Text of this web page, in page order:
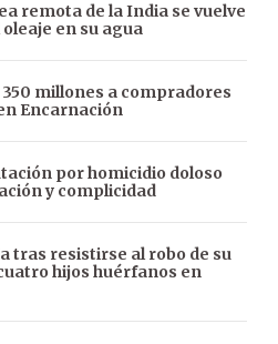
remota de la India se vuelve
en su agua
350 millones a compradores
Encarnación
por homicidio doloso
y complicidad
tras resistirse al robo de su
hijos huérfanos en